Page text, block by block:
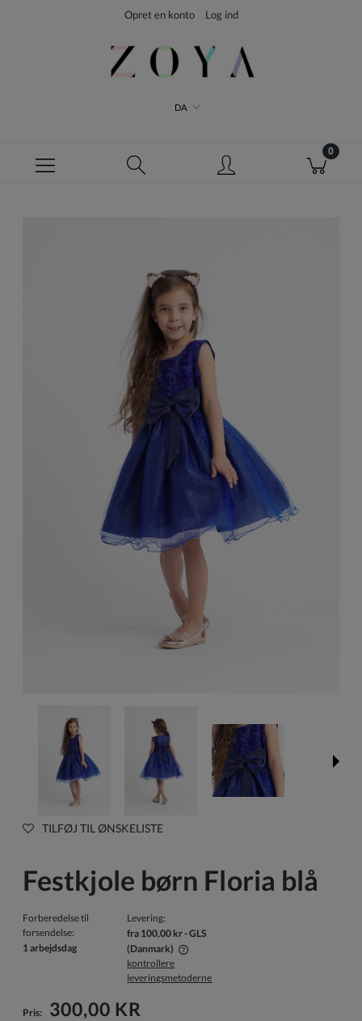
Opret en konto Log ind
DA
TILFØJ TIL ØNSKELISTE
Festkjole børn Floria blå
Forberedelse til
forsendelse:
1 arbejdsdag
Levering:
fra 100,00 kr- GLS
(Danmark)
Prisen inkluderer ikke eventuelle betalingsomkostninger
kontrollere
leveringsmetoderne
Pris: 300,00 KR